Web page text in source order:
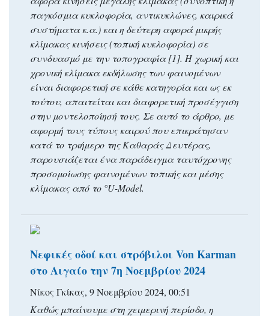
παγκόσμια κυκλοφορία, αντικυκλώνες, καιρικά
συστήματα κ.α.) και η δεύτερη αφορά μικρής
κλίμακας κινήσεις (τοπική κυκλοφορία) σε
συνδυασμό με την τοπογραφία [1]. Η χωρική και
χρονική κλίμακα εκδήλωσης των φαινομένων
είναι διαφορετική σε κάθε κατηγορία και ως εκ
τούτου, απαιτείται και διαφορετική προσέγγιση
στην μοντελοποίησή τους. Σε αυτό το άρθρο, με
αφορμή τους τύπους καιρού που επικράτησαν
κατά το τριήμερο της Καθαράς Δευτέρας,
παρουσιάζεται ένα παράδειγμα ταυτόχρονης
προσομοίωσης φαινομένων τοπικής και μέσης
κλίμακας από το °U-Model.
Νεφικές οδοί και στρόβιλοι Von Karman
στο Αιγαίο την 7η Νοεμβρίου 2024
Νίκος Γκίκας, 9 Νοεμβρίου 2024, 00:51
Καθώς μπαίνουμε στη χειμερινή περίοδο, η